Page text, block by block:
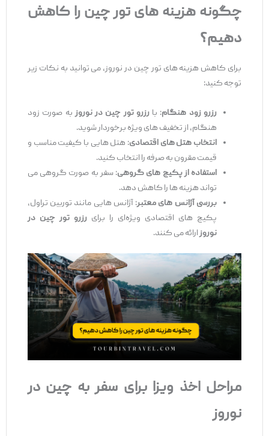
چگونه هزینه‌ های تور چین را کاهش
دهیم؟
برای کاهش هزینه‌ های تور چین در نوروز، می ‌توانید به نکات زیر
توجه کنید:
رزرو زود هنگام: بارزرو تور چین در نوروزبه صورت زود
هنگام، از تخفیف‌ های ویژه برخوردار شوید.
انتخاب هتل ‌های اقتصادی: هتل ‌هایی با کیفیت مناسب و
قیمت مقرون به صرفه را انتخاب کنید.
استفاده از پکیج ‌های گروهی: سفر به صورت گروهی می‌
تواند هزینه‌ ها را کاهش دهد.
بررسی آژانس ‌های معتبر: آژانس ‌هایی مانند توربین تراول،
پکیج‌ های اقتصادی ویژه‌ای را برایرزرو تور چین در
نوروزارائه می ‌کنند.
مراحل اخذ ویزا برای سفر به چین در
نوروز